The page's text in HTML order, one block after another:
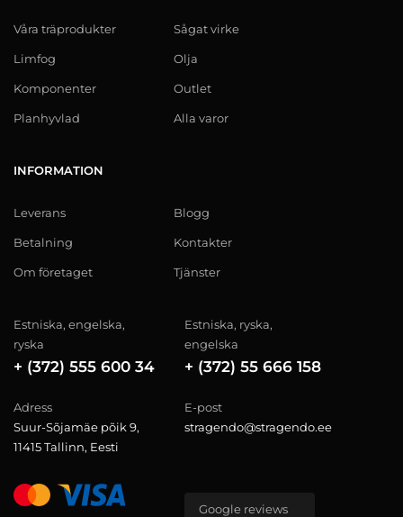
Våra träprodukter
Limfog
Komponenter
Planhyvlad
Sågat virke
Olja
Outlet
Alla varor
INFORMATION
Leverans
Betalning
Om företaget
Blogg
Kontakter
Tjänster
Estniska, engelska,
ryska
+ (372) 555 600 34
Estniska, ryska,
engelska
+ (372) 55 666 158
Adress
Suur-Sõjamäe põik 9,
11415 Tallinn, Eesti
E-post
stragendo@stragendo.ee
Google reviews